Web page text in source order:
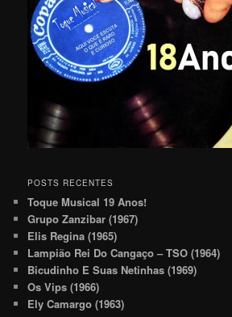
POSTS RECENTES
Toque Musical 19 Anos!
Grupo Zanzibar (1967)
Elis Regina (1965)
Lampião Rei Do Cangaço – TSO (1964)
Bicudinho E Suas Netinhas (1969)
Os Vips (1966)
Ely Camargo (1963)